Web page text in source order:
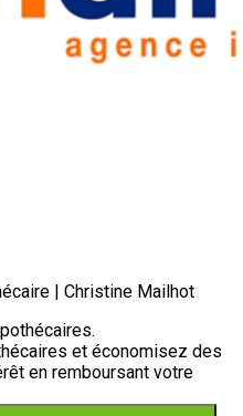
| Christine Mailhot
et économisez des
en remboursant votre